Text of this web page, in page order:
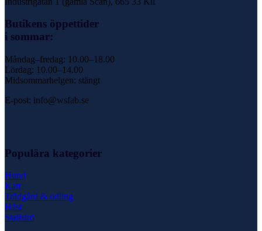
Butikens öppettider
i sommar:
Måndag–fredag: 10.00–18.00
Lördag: 10.00–14.00
Midsommarhelgen: stängt
E-post: info@wsfab.se
Populära kategorier
Hund
Katt
Trädgård & odling
Häst
Stallströ